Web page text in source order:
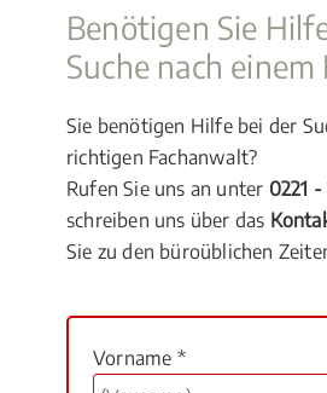
Benötigen Sie
Suche nach
Sie benötigen Hilfe bei der
richtigen Fachanwalt?
Rufen Sie uns an unter 0221
schreiben uns über das
Sie zu den büroüblichen
Vorname *